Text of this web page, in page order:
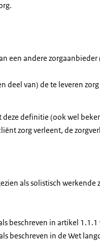
een andere
deel van) de te leveren
deze definitie (ook wel
zorg verleent, de
als solistisch
beschreven in artikel 1.1.1
beschreven in de Wet